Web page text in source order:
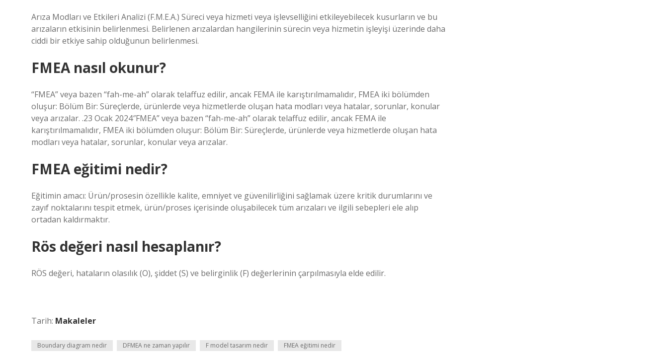
Arıza Modları ve Etkileri Analizi (F.M.E.A.) Süreci veya hizmeti veya işlevselliğini etkileyebilecek kusurların ve bu
arızaların etkisinin belirlenmesi. Belirlenen arızalardan hangilerinin sürecin veya hizmetin işleyişi üzerinde daha
ciddi bir etkiye sahip olduğunun belirlenmesi.
FMEA nasıl okunur?
“FMEA” veya bazen “fah-me-ah” olarak telaffuz edilir, ancak FEMA ile karıştırılmamalıdır, FMEA iki bölümden
oluşur: Bölüm Bir: Süreçlerde, ürünlerde veya hizmetlerde oluşan hata modları veya hatalar, sorunlar, konular
veya arızalar. .23 Ocak 2024″FMEA” veya bazen “fah-me-ah” olarak telaffuz edilir, ancak FEMA ile
karıştırılmamalıdır, FMEA iki bölümden oluşur: Bölüm Bir: Süreçlerde, ürünlerde veya hizmetlerde oluşan hata
modları veya hatalar, sorunlar, konular veya arızalar.
FMEA eğitimi nedir?
Eğitimin amacı: Ürün/prosesin özellikle kalite, emniyet ve güvenilirliğini sağlamak üzere kritik durumlarını ve
zayıf noktalarını tespit etmek, ürün/proses içerisinde oluşabilecek tüm arızaları ve ilgili sebepleri ele alıp
ortadan kaldırmaktır.
Rös değeri nasıl hesaplanır?
RÖS değeri, hataların olasılık (O), şiddet (S) ve belirginlik (F) değerlerinin çarpılmasıyla elde edilir.
Tarih: Makaleler
Boundary diagram nedir DFMEA ne zaman yapılır F model tasarım nedir FMEA eğitimi nedir